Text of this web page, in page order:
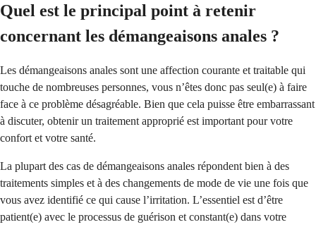
Quel est le principal point à retenir
concernant les démangeaisons anales ?
Les démangeaisons anales sont une affection courante et traitable qui
touche de nombreuses personnes, vous n’êtes donc pas seul(e) à faire
face à ce problème désagréable. Bien que cela puisse être embarrassant
à discuter, obtenir un traitement approprié est important pour votre
confort et votre santé.
La plupart des cas de démangeaisons anales répondent bien à des
traitements simples et à des changements de mode de vie une fois que
vous avez identifié ce qui cause l’irritation. L’essentiel est d’être
patient(e) avec le processus de guérison et constant(e) dans votre